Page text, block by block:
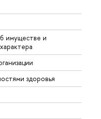
имуществе и
здоровья